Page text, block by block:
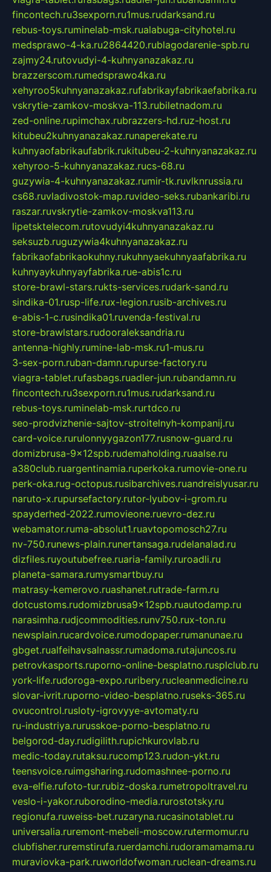
fincontech.ru3sexporn.ru1mus.rudarksand.ru
rebus-toys.ruminelab-msk.rualabuga-cityhotel.ru
medsprawo-4-ka.ru2864420.rublagodarenie-spb.ru
zajmy24.rutovudyi-4-kuhnyanazakaz.ru
brazzerscom.rumedsprawo4ka.ru
xehyroo5kuhnyanazakaz.rufabrikayfabrikaefabrika.ru
vskrytie-zamkov-moskva-113.rubiletnadom.ru
zed-online.rupimchax.rubrazzers-hd.ruz-host.ru
kitubeu2kuhnyanazakaz.runaperekate.ru
kuhnyaofabrikaufabrik.rukitubeu-2-kuhnyanazakaz.ru
xehyroo-5-kuhnyanazakaz.rucs-68.ru
guzywia-4-kuhnyanazakaz.rumir-tk.ruvlknrussia.ru
cs68.ruvladivostok-map.ruvideo-seks.rubankaribi.ru
raszar.ruvskrytie-zamkov-moskva113.ru
lipetsktelecom.rutovudyi4kuhnyanazakaz.ru
seksuzb.ruguzywia4kuhnyanazakaz.ru
fabrikaofabrikaokuhny.rukuhnyaekuhnyaafabrika.ru
kuhnyaykuhnyayfabrika.rue-abis1c.ru
store-brawl-stars.rukts-services.rudark-sand.ru
sindika-01.rusp-life.rux-legion.rusib-archives.ru
e-abis-1-c.rusindika01.ruvenda-festival.ru
store-brawlstars.rudooraleksandria.ru
antenna-highly.rumine-lab-msk.ru1-mus.ru
3-sex-porn.ruban-damn.rupurse-factory.ru
viagra-tablet.rufasbags.ruadler-jun.rubandamn.ru
fincontech.ru3sexporn.ru1mus.rudarksand.ru
rebus-toys.ruminelab-msk.rurtdco.ru
seo-prodvizhenie-sajtov-stroitelnyh-kompanij.ru
card-voice.rurulonnyygazon177.rusnow-guard.ru
domizbrusa-9x12spb.rudemaholding.ruaalse.ru
a380club.ruargentinamia.ruperkoka.rumovie-one.ru
perk-oka.rug-octopus.rusibarchives.ruandreislyusar.ru
naruto-x.rupursefactory.rutor-lyubov-i-grom.ru
spayderhed-2022.rumovieone.ruevro-dez.ru
webamator.ruma-absolut1.ruavtopomosch27.ru
nv-750.runews-plain.runertansaga.rudelanalad.ru
dizfiles.ruyoutubefree.ruaria-family.ruroadli.ru
planeta-samara.rumysmartbuy.ru
matrasy-kemerovo.ruashanet.rutrade-farm.ru
dotcustoms.rudomizbrusa9x12spb.ruautodamp.ru
narasimha.rudjcommodities.runv750.rux-ton.ru
newsplain.rucardvoice.rumodopaper.rumanunae.ru
gbget.rualfeihavsalnassr.rumadoma.rutajuncos.ru
petrovkasports.ruporno-online-besplatno.rusplclub.ru
york-life.rudoroga-expo.ruribery.rucleanmedicine.ru
slovar-ivrit.ruporno-video-besplatno.ruseks-365.ru
ovucontrol.rusloty-igrovyye-avtomaty.ru
ru-industriya.rurusskoe-porno-besplatno.ru
belgorod-day.rudigilith.rupichkurovlab.ru
medic-today.rutaksu.rucomp123.rudon-ykt.ru
teensvoice.ruimgsharing.rudomashnee-porno.ru
eva-elfie.rufoto-tur.rubiz-doska.rumetropoltravel.ru
veslo-i-yakor.ruborodino-media.rurostotsky.ru
regionufa.ruweiss-bet.ruzaryna.rucasinotablet.ru
universalia.ruremont-mebeli-moscow.rutermomur.ru
clubfisher.ruremstirufa.ruerdamchi.rudoramamama.ru
muraviovka-park.ruworldofwoman.ruclean-dreams.ru